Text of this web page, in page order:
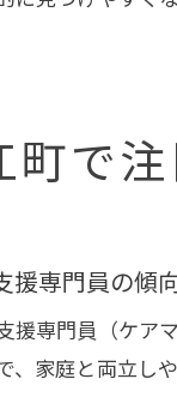
町で
援専門員の傾
援専門員（ケア
、家庭と両立し